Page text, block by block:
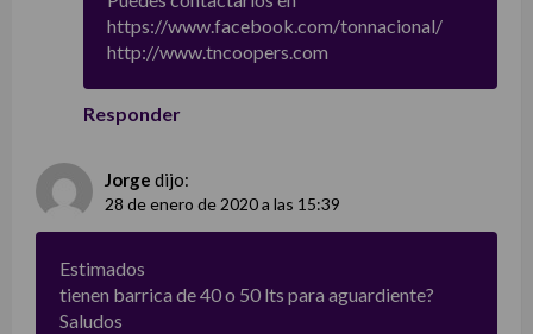
https://www.facebook.com/tonnacional/
http://www.tncoopers.com
Responder
Jorge dijo:
28 de enero de 2020 a las 15:39
Estimados
tienen barrica de 40 o 50 lts para aguardiente?
Saludos